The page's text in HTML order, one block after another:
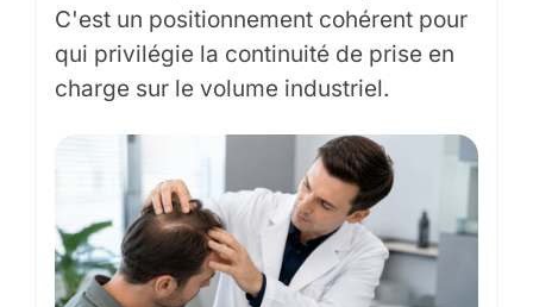
C'est un positionnement cohérent pour
qui privilégie la continuité de prise en
charge sur le volume industriel.